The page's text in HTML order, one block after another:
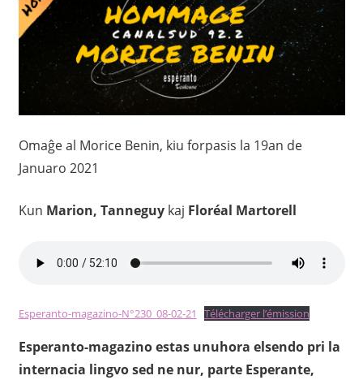
Omaĝe al Morice Benin, kiu forpasis la 19an de
Januaro 2021
Kun Marion, Tanneguykaj Floréal Martorell
Esperanto-magazino-N°230_08-02-21 Télécharger l’émission
Esperanto-magazino estas unuhora elsendo pri la
internacia lingvo sed ne nur, parte Esperante,